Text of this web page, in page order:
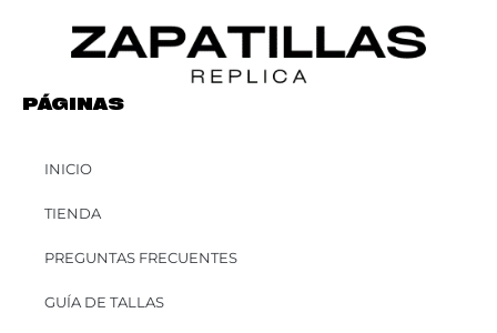
PÁGINAS
INICIO
TIENDA
PREGUNTAS FRECUENTES
GUÍA DE TALLAS